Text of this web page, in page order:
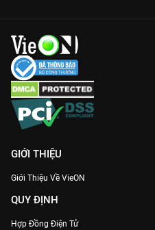
GIỚI THIỆU
Giới Thiệu Về VieON
QUY ĐỊNH
Hợp Đồng Điện Tử